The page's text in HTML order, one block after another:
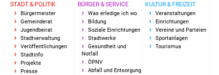
Ukraine-Hilfe
Wohnen
STADT & POLITIK
Bürgermeister
Gemeinderat
Jugendbeirat
Stadtverwaltung
Veröffentlichungen
Stadtinfo
Projekte
Presse
BÜRGER & SERVICE
Was erledige ich wo
Bildung
Soziale Einrichtungen
Stadtwerke
Gesundheit und
Notfall
ÖPNV
Abfall und Entsorgung
KULTUR & FREIZEIT
Veranstaltungen
Einrichtungen
Vereine und Parteien
Sportanlagen
Tourismus